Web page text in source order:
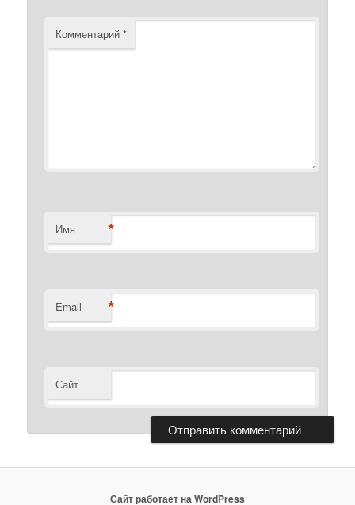
Комментарий*
Имя *
Email *
Сайт
Сайт работает на WordPress